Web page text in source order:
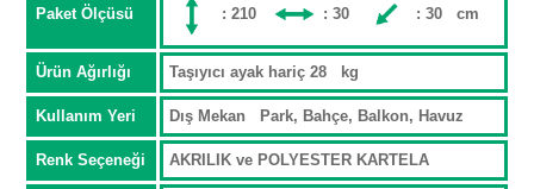
Paket Ölçüsü : 210 : 30 : 30 cm
Ürün Ağırlığı Taşıyıcı ayak hariç 28 kg
Kullanım Yeri Dış Mekan Park, Bahçe, Balkon, Havuz
Renk Seçeneği AKRILIK ve POLYESTER KARTELA